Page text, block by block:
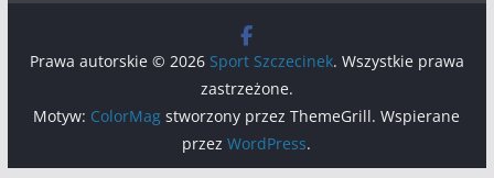
Prawa autorskie © 2026 Sport Szczecinek. Wszystkie prawa
zastrzeżone.
Motyw: ColorMag stworzony przez ThemeGrill. Wspierane
przezWordPress.